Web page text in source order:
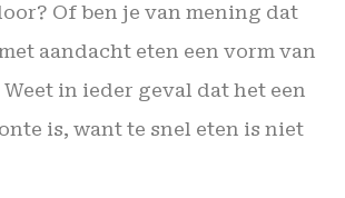
Of ben je van mening dat
aandacht eten een vorm van
in ieder geval dat het een
is, want te snel eten is niet